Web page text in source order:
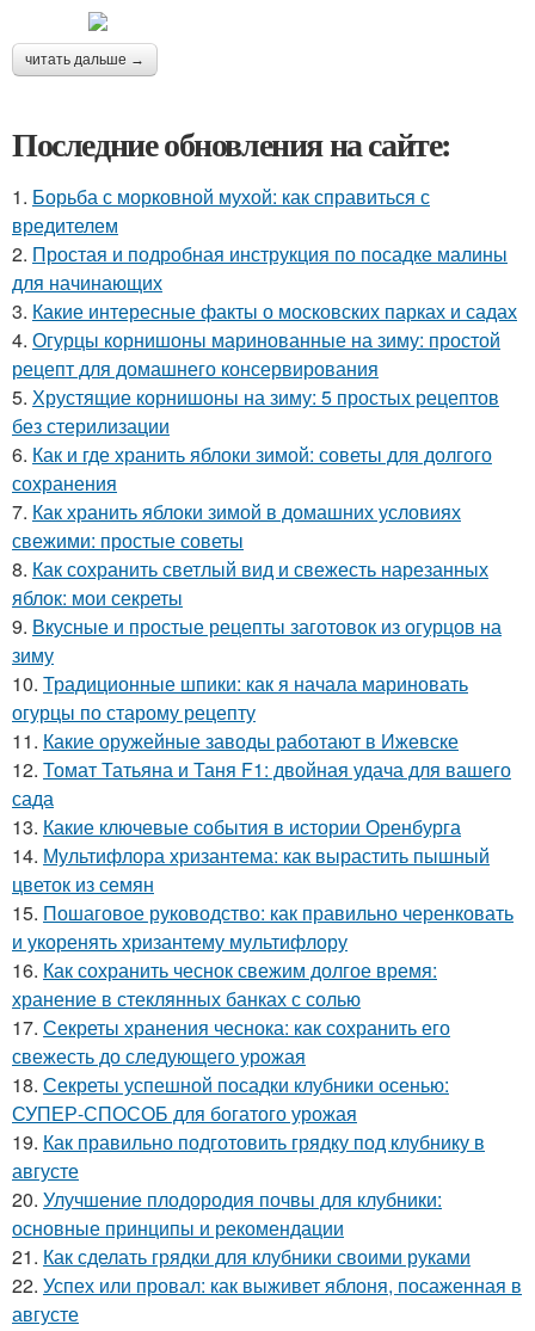
читать дальше →
Последние обновления на сайте:
1. Борьба с морковной мухой: как справиться с
вредителем
2. Простая и подробная инструкция по посадке малины
для начинающих
3. Какие интересные факты о московских парках и садах
4. Огурцы корнишоны маринованные на зиму: простой
рецепт для домашнего консервирования
5. Хрустящие корнишоны на зиму: 5 простых рецептов
без стерилизации
6. Как и где хранить яблоки зимой: советы для долгого
сохранения
7. Как хранить яблоки зимой в домашних условиях
свежими: простые советы
8. Как сохранить светлый вид и свежесть нарезанных
яблок: мои секреты
9. Вкусные и простые рецепты заготовок из огурцов на
зиму
10. Традиционные шпики: как я начала мариновать
огурцы по старому рецепту
11. Какие оружейные заводы работают в Ижевске
12. Томат Татьяна и Таня F1: двойная удача для вашего
сада
13. Какие ключевые события в истории Оренбурга
14. Мультифлора хризантема: как вырастить пышный
цветок из семян
15. Пошаговое руководство: как правильно черенковать
и укоренять хризантему мультифлору
16. Как сохранить чеснок свежим долгое время:
хранение в стеклянных банках с солью
17. Секреты хранения чеснока: как сохранить его
свежесть до следующего урожая
18. Секреты успешной посадки клубники осенью:
СУПЕР-СПОСОБ для богатого урожая
19. Как правильно подготовить грядку под клубнику в
августе
20. Улучшение плодородия почвы для клубники:
основные принципы и рекомендации
21. Как сделать грядки для клубники своими руками
22. Успех или провал: как выживет яблоня, посаженная в
августе